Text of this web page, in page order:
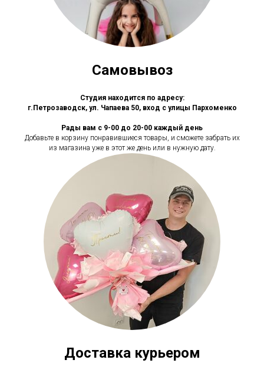
Самовывоз
Студия находится по адресу:
г.Петрозаводск, ул. Чапаева 50, вход с улицы Пархоменко
Рады вам с 9-00 до 20-00 каждый день
Добавьте в корзину понравившиеся товары, и сможете забрать их
из магазина уже в этот же день или в нужную дату.
Доставка курьером